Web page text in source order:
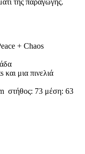
της παραγωγής.
+ Chaos
μια πινελιά
στήθος: 73 μέση: 63